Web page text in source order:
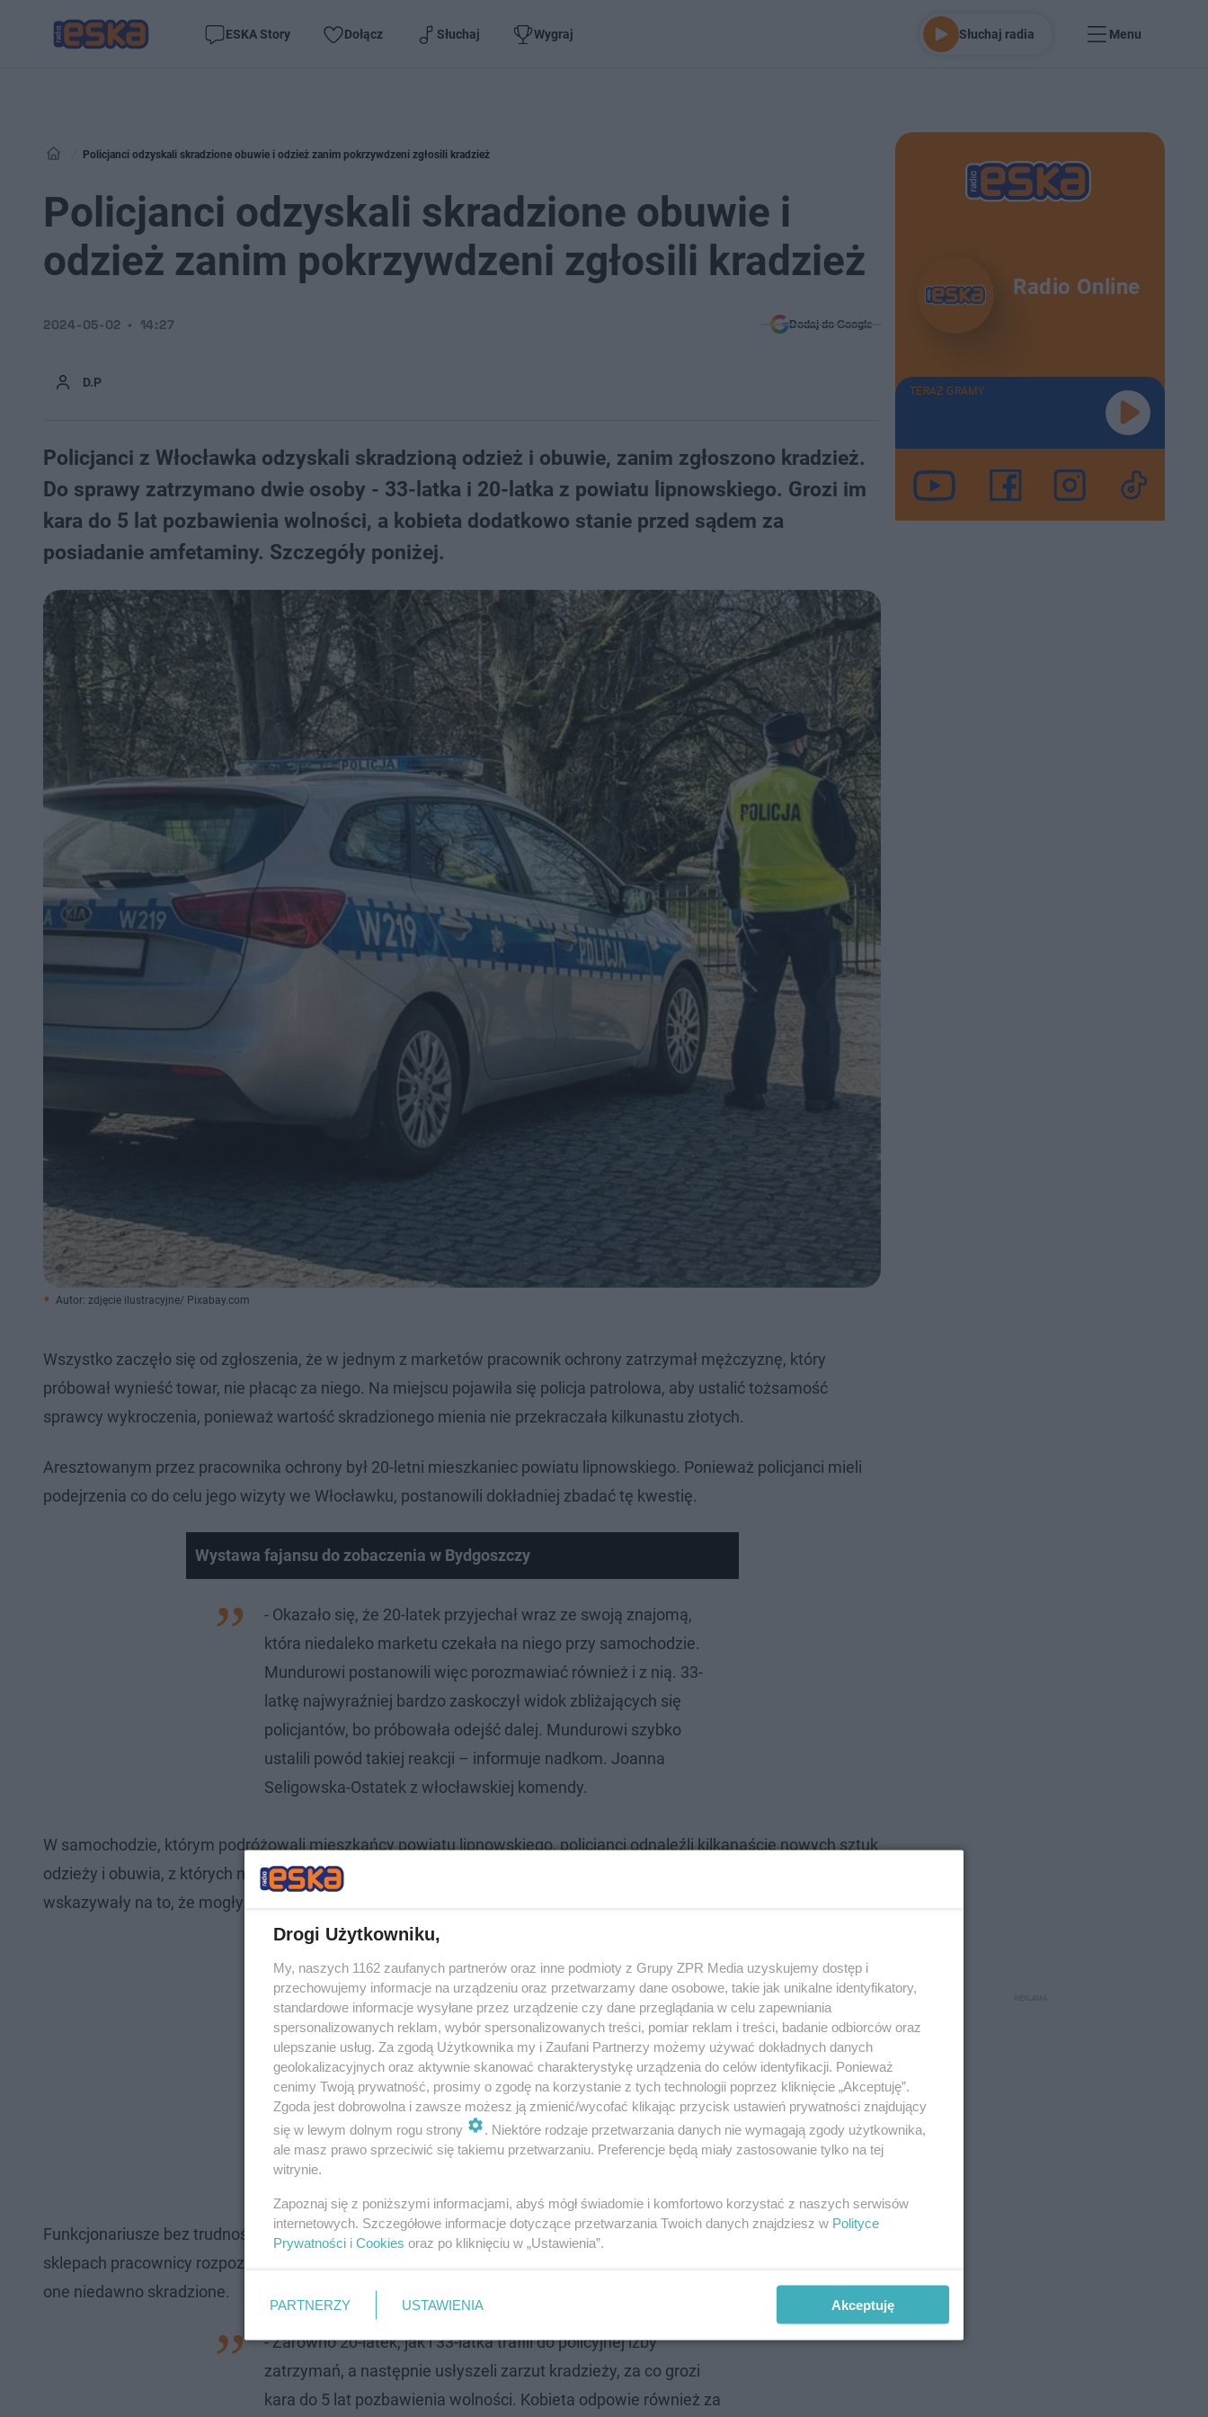
ESKA Story Dołącz Słuchaj Wygraj Słuchaj radia Menu
Policjanci odzyskali skradzione obuwie i odzież zanim pokrzywdzeni zgłosili kradzież
Policjanci odzyskali skradzione obuwie i
odzież zanim pokrzywdzeni zgłosili kradzież
D.P
2024-05-02 14:27 Dodaj do Google
Policjanci z Włocławka odzyskali skradzioną odzież i obuwie, zanim zgłoszono kradzież.
Do sprawy zatrzymano dwie osoby - 33-latka i 20-latka z powiatu lipnowskiego. Grozi im
kara do 5 lat pozbawienia wolności, a kobieta dodatkowo stanie przed sądem za
posiadanie amfetaminy. Szczegóły poniżej.
Autor: zdjęcie ilustracyjne/ Pixabay.com
Wszystko zaczęło się od zgłoszenia, że w jednym z marketów pracownik ochrony zatrzymał mężczyznę, który
próbował wynieść towar, nie płacąc za niego. Na miejscu pojawiła się policja patrolowa, aby ustalić tożsamość
sprawcy wykroczenia, ponieważ wartość skradzionego mienia nie przekraczała kilkunastu złotych.
Aresztowanym przez pracownika ochrony był 20-letni mieszkaniec powiatu lipnowskiego. Ponieważ policjanci mieli
podejrzenia co do celu jego wizyty we Włocławku, postanowili dokładniej zbadać tę kwestię.
Wystawa fajansu do zobaczenia w Bydgoszczy
- Okazało się, że 20-latek przyjechał wraz ze swoją znajomą,
która niedaleko marketu czekała na niego przy samochodzie.
Mundurowi postanowili więc porozmawiać również i z nią. 33-
latkę najwyraźniej bardzo zaskoczył widok zbliżających się
policjantów, bo próbowała odejść dalej. Mundurowi szybko
ustalili powód takiej reakcji – informuje nadkom. Joanna
Seligowska-Ostatek z włocławskiej komendy.
W samochodzie, którym podróżowali mieszkańcy powiatu lipnowskiego, policjanci odnaleźli kilkanaście nowych sztuk
odzieży i obuwia, z których niektóre miały zamontowane klipsy antykradzieżowe. Wszystkie znalezione przedmioty
wskazywały na to, że mogły być pochodzenia przestępczego, choć nie było jeszcze zgłoszenia w tej sprawie.
Funkcjonariusze bez trudności ustalili, skąd mogło pochodzić skradzione mienie i poinformowali personel. W obu
sklepach pracownicy rozpoznali odnalezione przez policję przedmioty jako swoje produkty i potwierdzili, że zostały
one niedawno skradzione.
- Zarówno 20-latek, jak i 33-latka trafili do policyjnej izby
zatrzymań, a następnie usłyszeli zarzut kradzieży, za co grozi
kara do 5 lat pozbawienia wolności. Kobieta odpowie również za
Radio Online
TERAZ GRAMY
Drogi Użytkowniku,
My, naszych 1162 zaufanych partnerów oraz inne podmioty z Grupy ZPR Media uzyskujemy dostęp i
przechowujemy informacje na urządzeniu oraz przetwarzamy dane osobowe, takie jak unikalne identyfikatory,
standardowe informacje wysyłane przez urządzenie czy dane przeglądania w celu zapewniania
spersonalizowanych reklam, wybór spersonalizowanych treści, pomiar reklam i treści, badanie odbiorców oraz
ulepszanie usług. Za zgodą Użytkownika my i Zaufani Partnerzy możemy używać dokładnych danych
geolokalizacyjnych oraz aktywnie skanować charakterystykę urządzenia do celów identyfikacji. Ponieważ
cenimy Twoją prywatność, prosimy o zgodę na korzystanie z tych technologii poprzez kliknięcie „Akceptuję”.
Zgoda jest dobrowolna i zawsze możesz ją zmienić/wycofać klikając przycisk ustawień prywatności znajdujący
się w lewym dolnym rogu strony
. Niektóre rodzaje przetwarzania danych nie wymagają zgody użytkownika,
ale masz prawo sprzeciwić się takiemu przetwarzaniu. Preferencje będą miały zastosowanie tylko na tej
witrynie.
Zapoznaj się z poniższymi informacjami, abyś mógł świadomie i komfortowo korzystać z naszych serwisów
internetowych. Szczegółowe informacje dotyczące przetwarzania Twoich danych znajdziesz w Polityce
Prywatności i Cookies oraz po kliknięciu w „Ustawienia”.
PARTNERZY USTAWIENIA Akceptuję